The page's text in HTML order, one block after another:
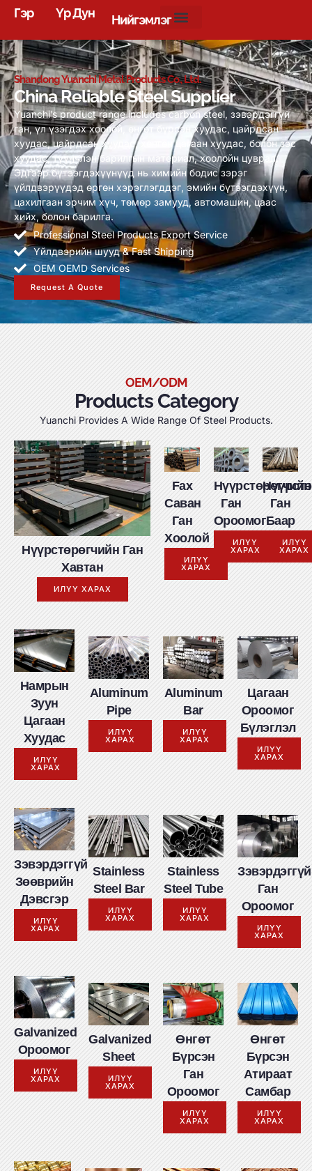
Гэр Үр Дун Нийгэмлэг
Shandong Yuanchi Metal Products Co., Ltd.
China Reliable Steel Supplier
Yuanchi’s product range includes carbon steel, зэвэрдэггүй
ган, үл үзэгдэх хоолой, өнгөт бүрсэн хуудас, цайрдсан
хуудас, цайрдсан хуудас, хөнгөн цагаан хуудас, болон зэс
хуудас, түүнчлэн барилгын материал, хоолойн цуврал.
Эдгээр бүтээгдэхүүнүүд нь химийн бодис зэрэг
үйлдвэрүүдэд өргөн хэрэглэгддэг, эмийн бүтээгдэхүүн,
цахилгаан эрчим хүч, төмөр замууд, автомашин, цаас
хийх, болон барилга.
Professional Steel Products Export Service
Үйлдвэрийн шууд &Fast Shipping
OEM OEMD Services
Request A Quote
OEM/ODM
Products Category
Yuanchi Provides A Wide Range Of Steel Products.
Нүүрстөрөгчийн Ган
Хавтан
ИЛҮҮ ХАРАХ
Fax
Саван
Ган
Хоолой
ИЛҮҮ
ХАРАХ
Нүүрстөрөгчийн
Ган
Ороомог
ИЛҮҮ
ХАРАХ
Ган
Баар
ИЛҮҮ
ХАРАХ
Намрын
Зуун
Цагаан
Хуудас
ИЛҮҮ
ХАРАХ
Aluminum
Pipe
ИЛҮҮ
ХАРАХ
Aluminum
Bar
ИЛҮҮ
ХАРАХ
Цагаан
Ороомог
Бүлэглэл
ИЛҮҮ
ХАРАХ
Зэвэрдэггүй
Зөөврийн
Дэвсгэр
ИЛҮҮ
ХАРАХ
Stainless
Steel Bar
ИЛҮҮ
ХАРАХ
Stainless
Steel Tube
ИЛҮҮ
ХАРАХ
Зэвэрдэггүй
Ган
Ороомог
ИЛҮҮ
ХАРАХ
Galvanized
Ороомог
ИЛҮҮ
ХАРАХ
Galvanized
Sheet
ИЛҮҮ
ХАРАХ
Өнгөт
Бүрсэн
Ган
Ороомог
ИЛҮҮ
ХАРАХ
Өнгөт
Бүрсэн
Атираат
Самбар
ИЛҮҮ
ХАРАХ